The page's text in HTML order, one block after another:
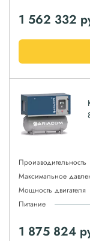
1 562 332
Производительность
Максимальное
Мощность двигателя
Питание
1 875 824